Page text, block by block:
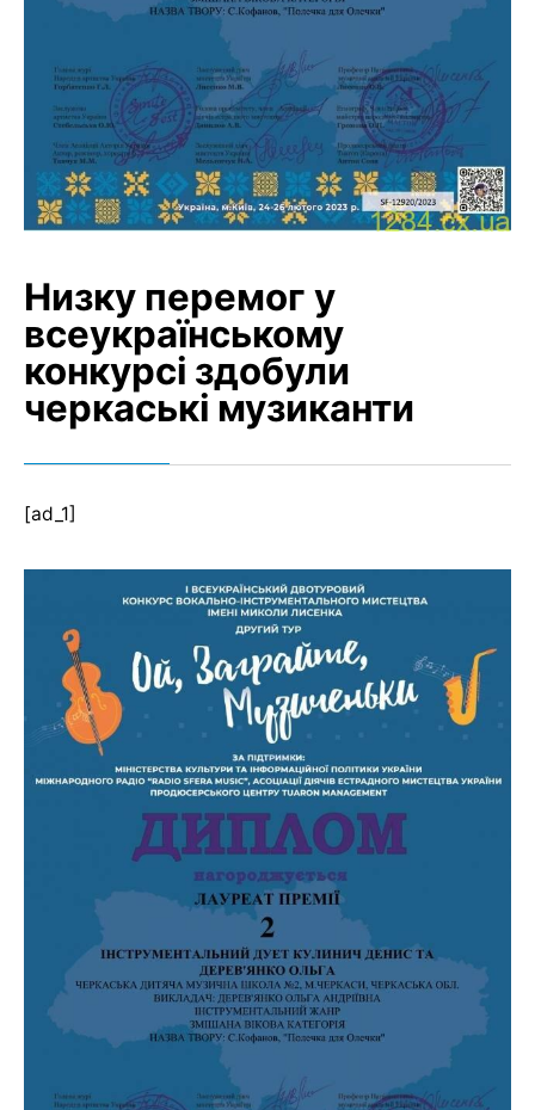
Низку перемог у
всеукраїнському
конкурсі здобули
черкаські музиканти
[ad_1]